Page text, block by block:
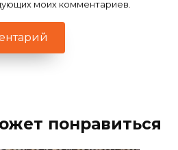
моих комментариев.
понравиться